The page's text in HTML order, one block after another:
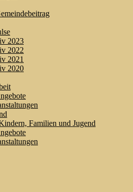
2023
2022
2021
2020
Familien und Jugend